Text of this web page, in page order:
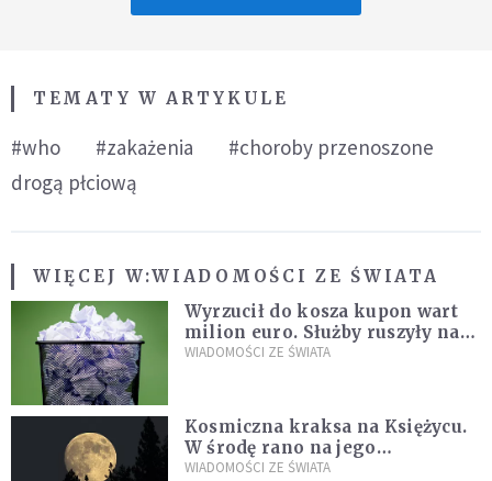
TEMATY W ARTYKULE
#who #zakażenia
#choroby przenoszone
drogą płciową
WIĘCEJ W:WIADOMOŚCI ZE ŚWIATA
Wyrzucił do kosza kupon wart
milion euro. Służby ruszyły na
poszukiwania
WIADOMOŚCI ZE ŚWIATA
Kosmiczna kraksa na Księżycu.
W środę rano na jego
powierzchni dojdzie do
WIADOMOŚCI ZE ŚWIATA